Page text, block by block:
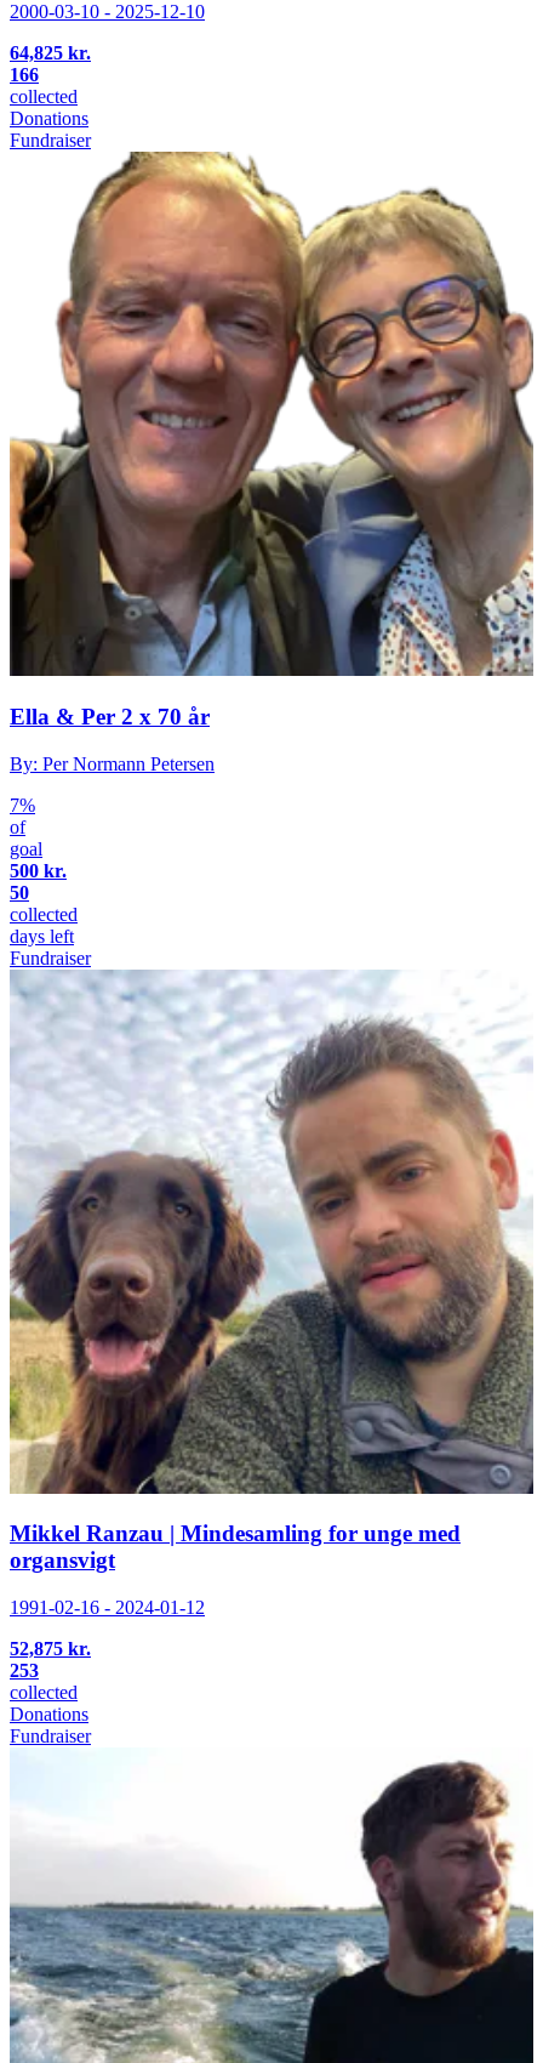
2000-03-10 - 2025-12-10
64,825 kr.
166
collected
Donations
Fundraiser
Ella & Per 2 x 70 år
By: Per Normann Petersen
7%
of
goal
500 kr.
50
collected
days left
Fundraiser
Mikkel Ranzau | Mindesamling for unge med
organsvigt
1991-02-16 - 2024-01-12
52,875 kr.
253
collected
Donations
Fundraiser